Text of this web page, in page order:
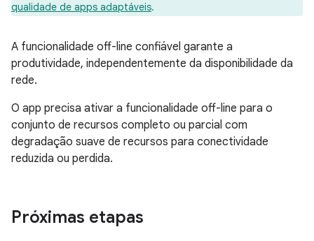
qualidade de apps adaptáveis.
A funcionalidade off-line confiável garante a
produtividade, independentemente da disponibilidade da
rede.
O app precisa ativar a funcionalidade off-line para o
conjunto de recursos completo ou parcial com
degradação suave de recursos para conectividade
reduzida ou perdida.
Próximas etapas